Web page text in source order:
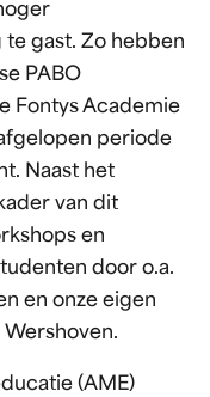
gast. Zo hebben
PABO
Fontys Academie
periode
Naast het
van dit
en
door o.a.
en onze eigen
Wershoven.
(AME)